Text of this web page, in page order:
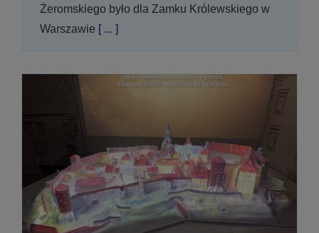
Żeromskiego było dla Zamku Królewskiego w
Warszawie [ ... ]